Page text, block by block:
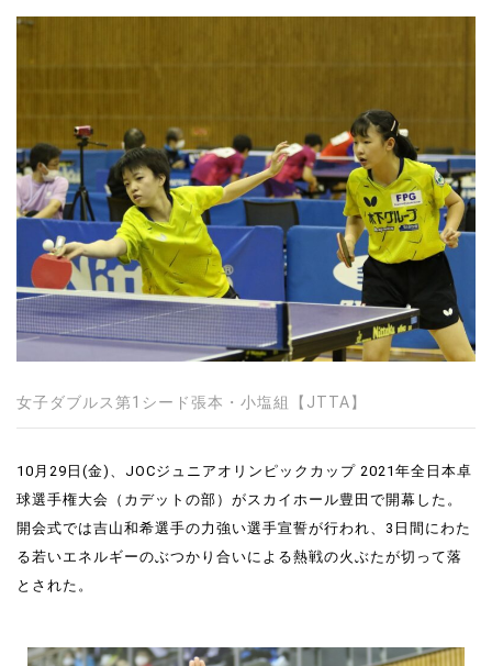
女子ダブルス第1シード張本・小塩組【JTTA】
10月29日(金)、JOCジュニアオリンピックカップ 2021年全日本卓
球選手権大会（カデットの部）がスカイホール豊田で開幕した。
開会式では吉山和希選手の力強い選手宣誓が行われ、3日間にわた
る若いエネルギーのぶつかり合いによる熱戦の火ぶたが切って落
とされた。